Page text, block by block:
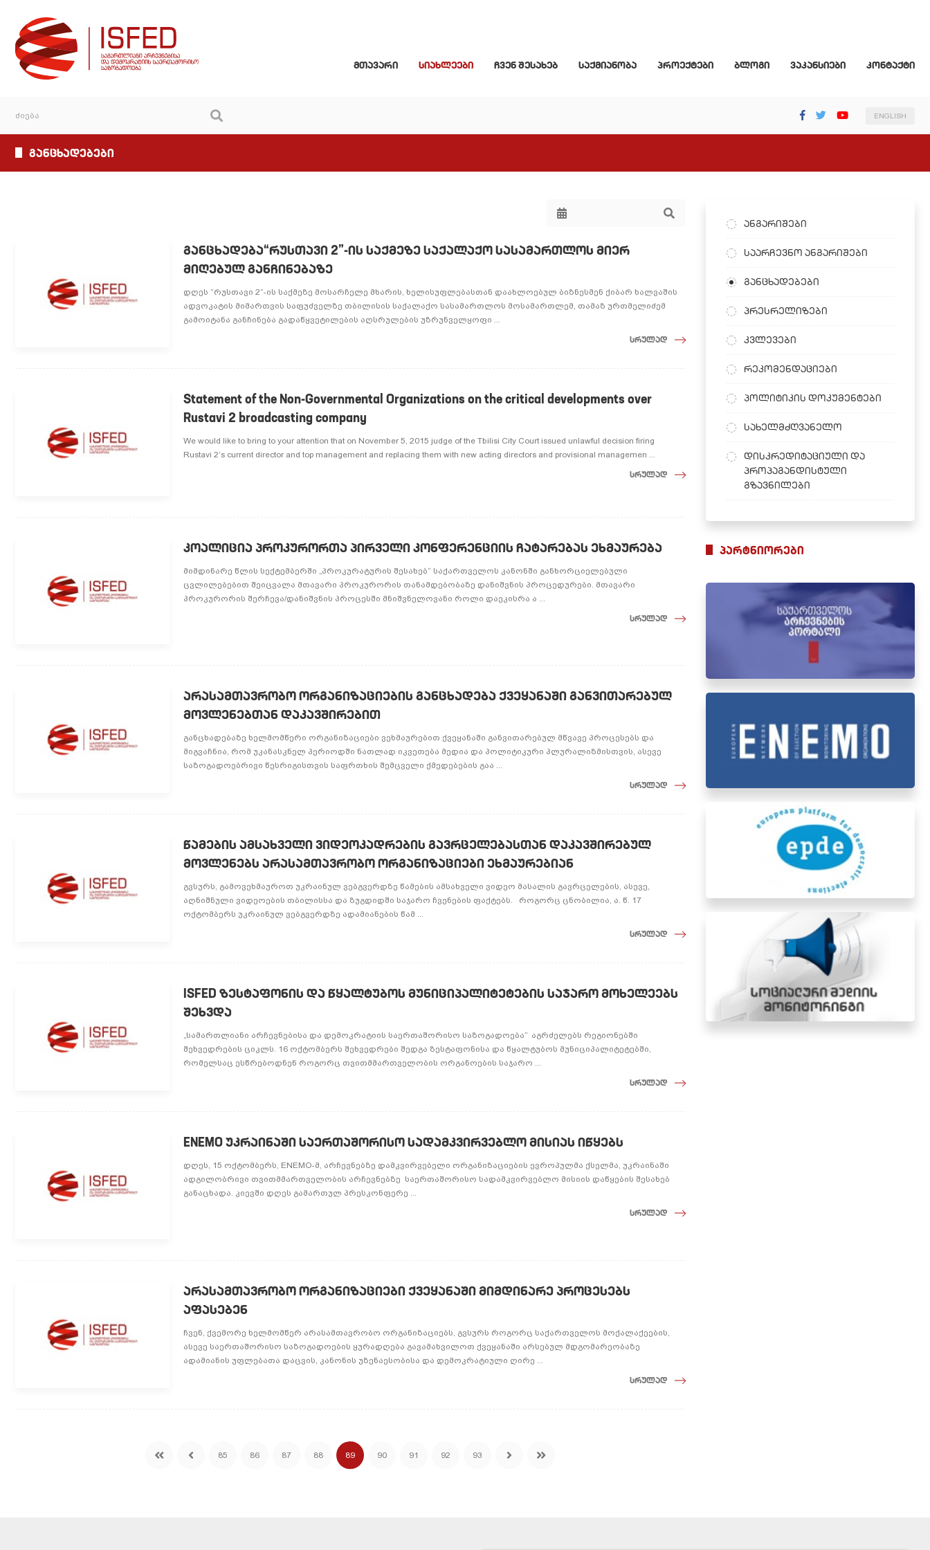
მთავარი სიახლეები ჩვენ შესახებ საქმიანობა პროექტები ბლოგი ვაკანსიები კონტაქტი
ENGLISH
განცხადებები
განცხადება“რუსთავი 2”-ის საქმეზე საქალაქო სასამართლოს მიერ
მიღებულ განჩინებაზე
დღეს “რუსთავი 2”-ის საქმეზე მოსარჩელე მხარის, ხელისუფლებასთან დაახლოებულ ბიზნესმენ ქიბარ ხალვაშის
ადვოკატის მიმართვის საფუძველზე თბილისის საქალაქო სასამართლოს მოსამართლემ, თამაზ ურთმელიძემ
გამოიტანა განჩინება გადაწყვეტილების აღსრულების უზრუნველყოფი ...
სრულად
Statement of the Non-Governmental Organizations on the critical developments over
Rustavi 2 broadcasting company
We would like to bring to your attention that on November 5, 2015 judge of the Tbilisi City Court issued unlawful decision firing
Rustavi 2’s current director and top management and replacing them with new acting directors and provisional managemen ...
სრულად
კოალიცია პროკურორთა პირველი კონფერენციის ჩატარებას ეხმაურება
მიმდინარე წლის სექტემბერში „პროკურატურის შესახებ“ საქართველოს კანონში განხორციელებული
ცვლილებებით შეიცვალა მთავარი პროკურორის თანამდებობაზე დანიშვნის პროცედურები. მთავარი
პროკურორის შერჩევა/დანიშვნის პროცესში მნიშვნელოვანი როლი დაეკისრა ა ...
სრულად
არასამთავრობო ორგანიზაციების განცხადება ქვეყანაში განვითარებულ
მოვლენებთან დაკავშირებით
განცხადებაზე ხელმომწერი ორგანიზაციები ვეხმაურებით ქვეყანაში განვითარებულ მწვავე პროცესებს და
მიგვაჩნია, რომ უკანასკნელ პერიოდში ნათლად იკვეთება მედია და პოლიტიკური პლურალიზმისთვის, ასევე
საზოგადოებრივი წესრიგისთვის საფრთხის შემცველი ქმედებების გაა ...
სრულად
წამების ამსახველი ვიდეოკადრების გავრცელებასთან დაკავშირებულ
მოვლენებს არასამთავრობო ორგანიზაციები ეხმაურებიან
გვსურს, გამოვეხმაუროთ უკრაინულ ვებგვერდზე წამების ამსახველი ვიდეო მასალის გავრცელების, ასევე,
აღნიშნული ვიდეოების თბილისსა და ზუგდიდში საჯარო ჩვენების ფაქტებს. როგორც ცნობილია, ა. წ. 17
ოქტომბერს უკრაინულ ვებგვერდზე ადამიანების წამ ...
სრულად
ISFED ზესტაფონის და წყალტუბოს მუნიციპალიტეტების საჯარო მოხელეებს
შეხვდა
„სამართლიანი არჩევნებისა და დემოკრატიის საერთაშორისო საზოგადოება” აგრძელებს რეგიონებში
შეხვედრების ციკლს. 16 ოქტომბერს შეხვედრები შედგა ზესტაფონისა და წყალტუბოს მუნიციპალიტეტებში,
რომელსაც ესწრებოდნენ როგორც თვითმმართველობის ორგანოების საჯარო ...
სრულად
ENEMO უკრაინაში საერთაშორისო სადამკვირვებლო მისიას იწყებს
დღეს, 15 ოქტომბერს, ENEMO-მ, არჩევნებზე დამკვირვებელი ორგანიზაციების ევროპულმა ქსელმა, უკრაინაში
ადგილობრივი თვითმმართველობის არჩევნებზე საერთაშორისო სადამკვირვებლო მისიის დაწყების შესახებ
განაცხადა. კიევში დღეს გამართულ პრესკონფერე ...
სრულად
არასამთავრობო ორგანიზაციები ქვეყანაში მიმდინარე პროცესებს
აფასებენ
ჩვენ, ქვემორე ხელმომწერ არასამთავრობო ორგანიზაციებს, გვსურს როგორც საქართველოს მოქალაქეების,
ასევე საერთაშორისო საზოგადოების ყურადღება გავამახვილოთ ქვეყანაში არსებულ მდგომარეობაზე
ადამიანის უფლებათა დაცვის, კანონის უზენაესობისა და დემოკრატიული ღირე ...
სრულად
85 86 87 88 89 90 91 92 93
ანგარიშები
საარჩევნო ანგარიშები
განცხადებები
პრესრელიზები
კვლევები
რეკომენდაციები
პოლიტიკის დოკუმენტები
სახელმძღვანელო
დისკრედიტაციული და
პროპაგანდისტული
გზავნილები
პარტნიორები